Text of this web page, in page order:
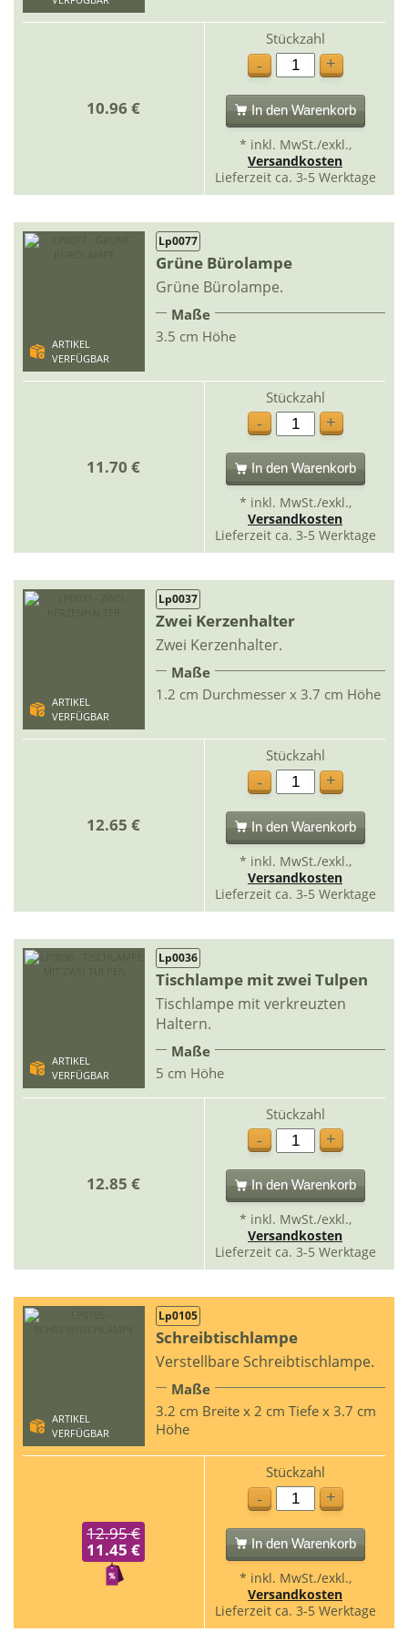
10.96 €
Stückzahl
-
+
In den Warenkorb
* inkl. MwSt./exkl.,
Versandkosten
Lieferzeit ca. 3-5 Werktage
ARTIKEL
VERFÜGBAR
Lp0077
Grüne Bürolampe
Grüne Bürolampe.
Maße
3.5 cm Höhe
11.70 €
Stückzahl
-
+
In den Warenkorb
* inkl. MwSt./exkl.,
Versandkosten
Lieferzeit ca. 3-5 Werktage
ARTIKEL
VERFÜGBAR
Lp0037
Zwei Kerzenhalter
Zwei Kerzenhalter.
Maße
1.2 cm Durchmesser x 3.7 cm Höhe
12.65 €
Stückzahl
-
+
In den Warenkorb
* inkl. MwSt./exkl.,
Versandkosten
Lieferzeit ca. 3-5 Werktage
ARTIKEL
VERFÜGBAR
Lp0036
Tischlampe mit zwei Tulpen
Tischlampe mit verkreuzten
Haltern.
Maße
5 cm Höhe
12.85 €
Stückzahl
-
+
In den Warenkorb
* inkl. MwSt./exkl.,
Versandkosten
Lieferzeit ca. 3-5 Werktage
ARTIKEL
VERFÜGBAR
Lp0105
Schreibtischlampe
Verstellbare Schreibtischlampe.
Maße
3.2 cm Breite x 2 cm Tiefe x 3.7 cm
Höhe
12.95 €
11.45 €
Stückzahl
-
+
In den Warenkorb
* inkl. MwSt./exkl.,
Versandkosten
Lieferzeit ca. 3-5 Werktage